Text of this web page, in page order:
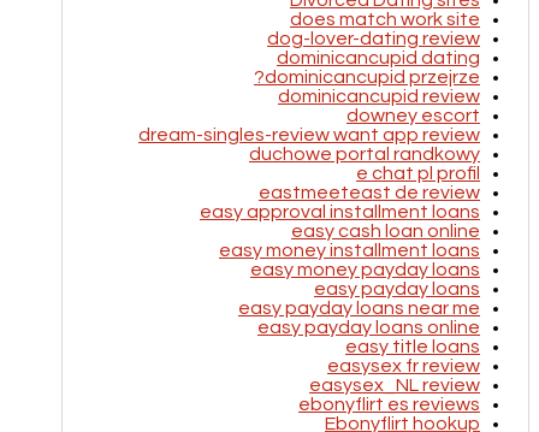
does match work site
dog-lover-dating review
dominicancupid dating
dominicancupid przejrze?
dominicancupid review
downey escort
dream-singles-review want app review
duchowe portal randkowy
e chat pl profil
eastmeeteast de review
easy approval installment loans
easy cash loan online
easy money installment loans
easy money payday loans
easy payday loans
easy payday loans near me
easy payday loans online
easy title loans
easysex fr review
easysex_NL review
ebonyflirt es reviews
Ebonyflirt hookup